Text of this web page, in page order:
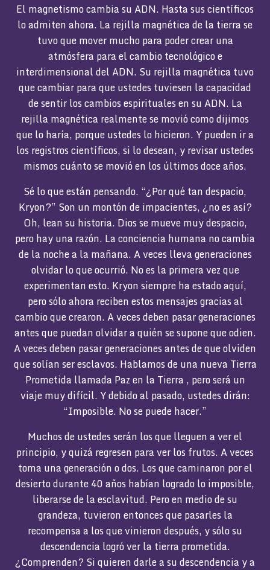
El magnetismo cambia su ADN. Hasta sus científicos
lo admiten ahora. La rejilla magnética de la tierra se
tuvo que mover mucho para poder crear una
atmósfera para el cambio tecnológico e
interdimensional del ADN. Su rejilla magnética tuvo
que cambiar para que ustedes tuviesen la capacidad
de sentir los cambios espirituales en su ADN. La
rejilla magnética realmente se movió como dijimos
que lo haría, porque ustedes lo hicieron. Y pueden ir a
los registros científicos, si lo desean, y revisar ustedes
mismos cuánto se movió en los últimos doce años.
Sé lo que están pensando. “¿Por qué tan despacio,
Kryon?” Son un montón de impacientes, ¿no es así?
Oh, lean su historia. Dios se mueve muy despacio,
pero hay una razón. La conciencia humana no cambia
de la noche a la mañana. A veces lleva generaciones
olvidar lo que ocurrió. No es la primera vez que
experimentan esto. Kryon siempre ha estado aquí,
pero sólo ahora reciben estos mensajes gracias al
cambio que crearon. A veces deben pasar generaciones
antes que puedan olvidar a quién se supone que odien.
A veces deben pasar generaciones antes de que olviden
que solían ser esclavos. Hablamos de una nueva Tierra
Prometida llamada Paz en la Tierra , pero será un
viaje muy difícil. Y debido al pasado, ustedes dirán:
“Imposible. No se puede hacer.”
Muchos de ustedes serán los que lleguen a ver el
principio, y quizá regresen para ver los frutos. A veces
toma una generación o dos. Los que caminaron por el
desierto durante 40 años habían logrado lo imposible,
liberarse de la esclavitud. Pero en medio de su
grandeza, tuvieron entonces que pasarles la
recompensa a los que vinieron después, y sólo su
descendencia logró ver la tierra prometida.
¿Comprenden? Si quieren darle a su descendencia y a